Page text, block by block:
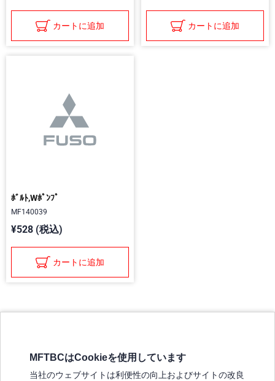
カートに追加 カートに追加
ﾎﾞﾙﾄ,Wﾎﾟﾝﾌﾟ
MF140039
¥528 (税込)
カートに追加
MFTBCはCookieを使用しています
当社のウェブサイトは利便性の向上およびサイトの改良